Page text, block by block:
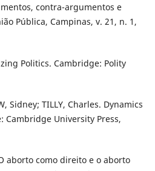
contra-argumentos e
Pública, Campinas, v. 21, n. 1,
Politics. Cambridge: Polity
Sidney; TILLY, Charles. Dynamics
Cambridge University Press,
aborto como direito e o aborto